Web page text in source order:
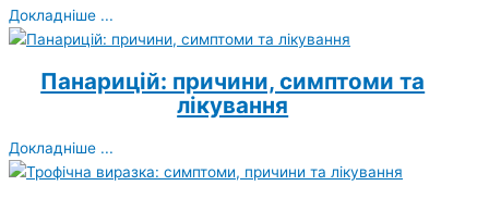
Докладніше ...
Панарицій: причини, симптоми та
лікування
Докладніше ...